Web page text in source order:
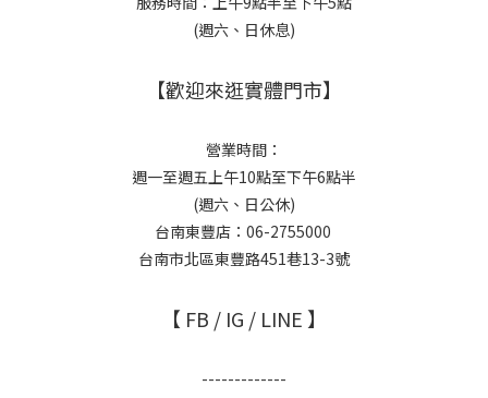
(週六、日休息)
【歡迎來逛實體門市】
營業時間：
週一至週五上午10點至下午6點半
(週六、日公休)
台南東豐店：06-2755000
台南市北區東豐路451巷13-3號
【 FB / IG / LINE 】
-------------